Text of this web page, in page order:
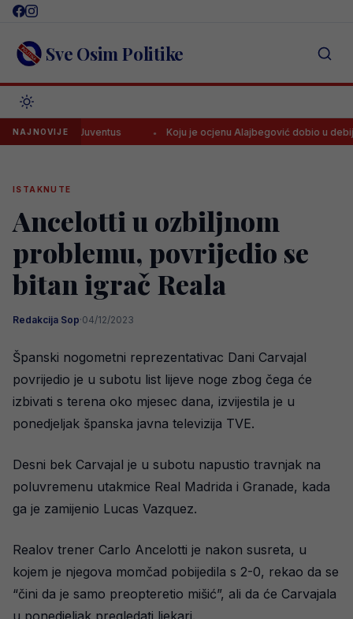
Skip
content Sve Osim Politike
NAJNOVIJE
za Juventus Koju je ocjenu Alajbegović dobio u debiju za
ISTAKNUTE
Ancelotti u ozbiljnom
problemu, povrijedio se
bitan igrač Reala
Redakcija Sop·04/12/2023
Španski nogometni reprezentativac Dani Carvajal
povrijedio je u subotu list lijeve noge zbog čega će
izbivati s terena oko mjesec dana, izvijestila je u
ponedjeljak španska javna televizija TVE.
Desni bek Carvajal je u subotu napustio travnjak na
poluvremenu utakmice Real Madrida i Granade, kada
ga je zamijenio Lucas Vazquez.
Realov trener Carlo Ancelotti je nakon susreta, u
kojem je njegova momčad pobijedila s 2-0, rekao da se
“čini da je samo preopteretio mišić”, ali da će Carvajala
u ponedjeljak pregledati ljekari.